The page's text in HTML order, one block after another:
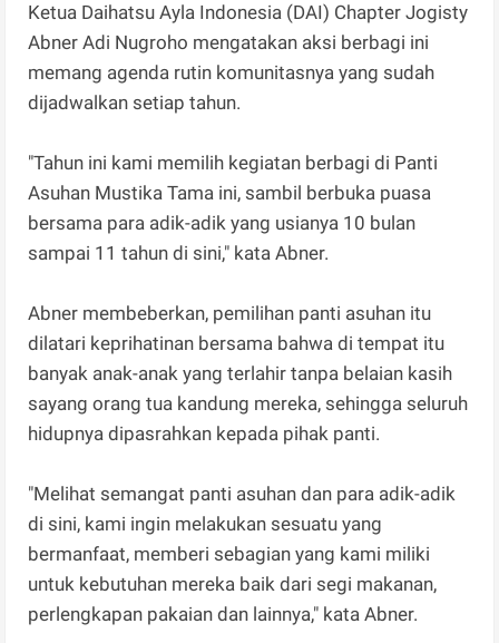
Ketua Daihatsu Ayla Indonesia (DAI) Chapter Jogisty
Abner Adi Nugroho mengatakan aksi berbagi ini
memang agenda rutin komunitasnya yang sudah
dijadwalkan setiap tahun.
"Tahun ini kami memilih kegiatan berbagi di Panti
Asuhan Mustika Tama ini, sambil berbuka puasa
bersama para adik-adik yang usianya 10 bulan
sampai 11 tahun di sini," kata Abner.
Abner membeberkan, pemilihan panti asuhan itu
dilatari keprihatinan bersama bahwa di tempat itu
banyak anak-anak yang terlahir tanpa belaian kasih
sayang orang tua kandung mereka, sehingga seluruh
hidupnya dipasrahkan kepada pihak panti.
"Melihat semangat panti asuhan dan para adik-adik
di sini, kami ingin melakukan sesuatu yang
bermanfaat, memberi sebagian yang kami miliki
untuk kebutuhan mereka baik dari segi makanan,
perlengkapan pakaian dan lainnya," kata Abner.